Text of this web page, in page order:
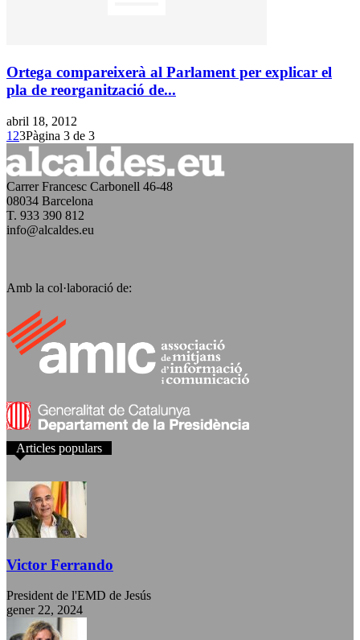
Ortega compareixerà al Parlament per explicar el
pla de reorganització de...
abril 18, 2012
1 23Pàgina 3 de 3
Carrer Francesc Carbonell 46-48
08034 Barcelona
T. 933 390 812
info@alcaldes.eu
Amb la col·laboració de:
Articles populars
Victor Ferrando
President de l'EMD de Jesús
gener 22, 2024